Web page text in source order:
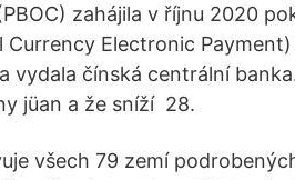
zahájila v říjnu 2020
Currency Electronic
vydala čínská centrální
jüan a že sníží 28.
všech 79 zemí